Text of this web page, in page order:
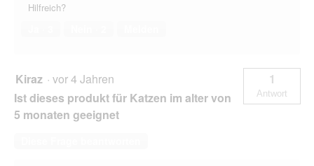
Hilfreich?
Kiraz · vor 4 Jahren
Ist dieses produkt für Katzen im alter von
5 monaten geeignet
1
Antwort